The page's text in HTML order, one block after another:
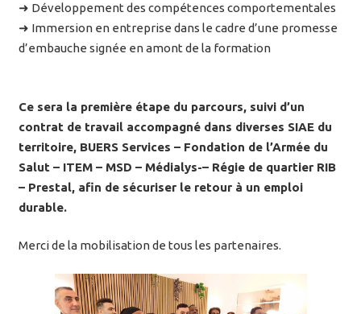
➜ Développement des compétences comportementales
➜ Immersion en entreprise dans le cadre d’une promesse
d’embauche signée en amont de la formation
Ce sera la première étape du parcours, suivi d’un
contrat de travail accompagné dans diverses SIAE du
territoire, BUERS Services – Fondation de l’Armée du
Salut – ITEM – MSD – Médialys-– Régie de quartier RIB
– Prestal, afin de sécuriser le retour à un emploi
durable.
Merci de la mobilisation de tous les partenaires.